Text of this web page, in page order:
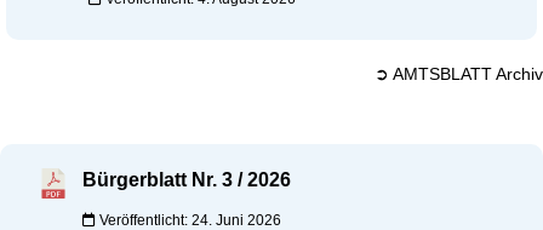
➲ AMTSBLATT Archiv
Bürgerblatt Nr. 3 / 2026
Veröffentlicht: 24. Juni 2026